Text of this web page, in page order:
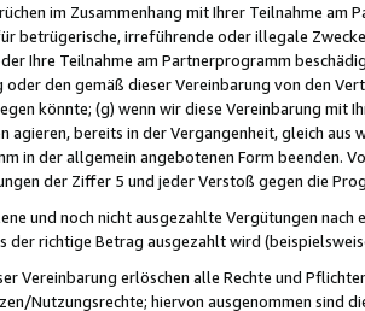
im Zusammenhang mit Ihrer Teilnahme am
betrügerische, irreführende oder illegale
Ihre Teilnahme am Partnerprogramm
oder den gemäß dieser Vereinbarung von den
könnte; (g) wenn wir diese Vereinbarung mit
agieren, bereits in der Vergangenheit, gleich
in der allgemein angebotenen Form beenden.
der Ziffer 5 und jeder Verstoß gegen die
und noch nicht ausgezahlte Vergütungen
der richtige Betrag ausgezahlt wird
Vereinbarung erlöschen alle Rechte und
Nutzungsrechte; hiervon ausgenommen sind